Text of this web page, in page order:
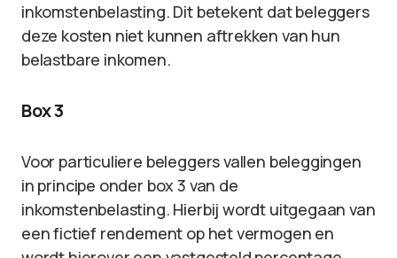
inkomstenbelasting. Dit betekent dat beleggers
deze kosten niet kunnen aftrekken van hun
belastbare inkomen.
Box 3
Voor particuliere beleggers vallen beleggingen
in principe onder box 3 van de
inkomstenbelasting. Hierbij wordt uitgegaan van
een fictief rendement op het vermogen en